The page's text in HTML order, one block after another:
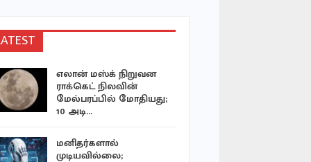
எலான் மஸ்க் நிறுவன
ராக்கெட் நிலவின்
மேல்பரப்பில் மோதியது;
10 அடி…
மனிதர்களால்
முடியவில்லை;